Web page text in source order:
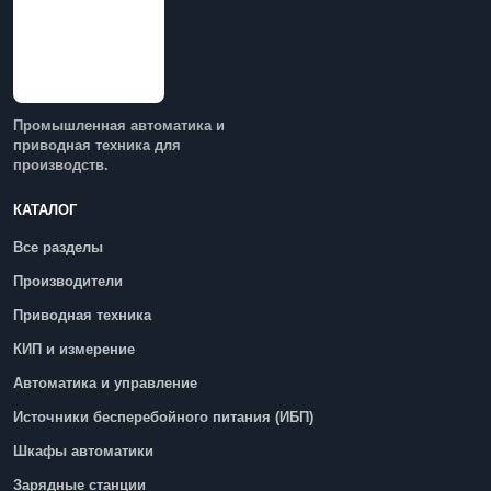
Промышленная автоматика и
приводная техника для
производств.
КАТАЛОГ
Все разделы
Производители
Приводная техника
КИП и измерение
Автоматика и управление
Источники бесперебойного питания (ИБП)
Шкафы автоматики
Зарядные станции